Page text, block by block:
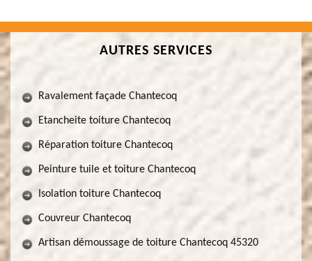
AUTRES SERVICES
Ravalement façade Chantecoq
Etancheite toiture Chantecoq
Réparation toiture Chantecoq
Peinture tuile et toiture Chantecoq
Isolation toiture Chantecoq
Couvreur Chantecoq
Artisan démoussage de toiture Chantecoq 45320